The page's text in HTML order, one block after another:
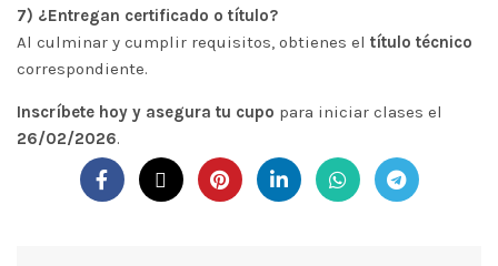
7) ¿Entregan certificado o título?
Al culminar y cumplir requisitos, obtienes el título técnico
correspondiente.
Inscríbete hoy y asegura tu cupo para iniciar clases el
26/02/2026.